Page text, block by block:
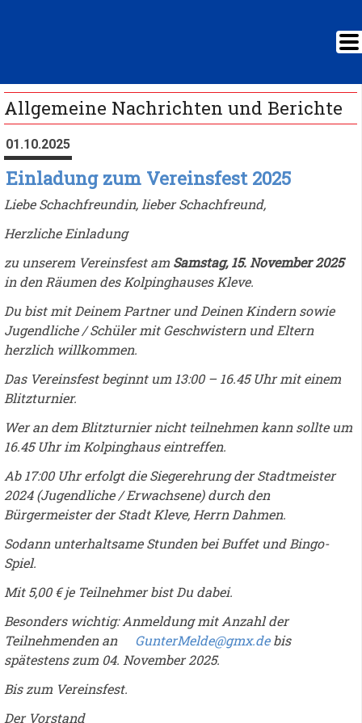
Allgemeine Nachrichten und Berichte
01.10.2025
Einladung zum Vereinsfest 2025
Liebe Schachfreundin, lieber Schachfreund,
Herzliche Einladung
zu unserem Vereinsfest am Samstag, 15. November 2025
in den Räumen des Kolpinghauses Kleve.
Du bist mit Deinem Partner und Deinen Kindern sowie
Jugendliche / Schüler mit Geschwistern und Eltern
herzlich willkommen.
Das Vereinsfest beginnt um 13:00 – 16.45 Uhr mit einem
Blitzturnier.
Wer an dem Blitzturnier nicht teilnehmen kann sollte um
16.45 Uhr im Kolpinghaus eintreffen.
Ab 17:00 Uhr erfolgt die Siegerehrung der Stadtmeister
2024 (Jugendliche / Erwachsene) durch den
Bürgermeister der Stadt Kleve, Herrn Dahmen.
Sodann unterhaltsame Stunden bei Buffet und Bingo-
Spiel.
Mit 5,00 € je Teilnehmer bist Du dabei.
Besonders wichtig: Anmeldung mit Anzahl der
Teilnehmenden an
GunterMelde@gmx.debis
spätestens zum 04. November 2025.
Bis zum Vereinsfest.
Der Vorstand